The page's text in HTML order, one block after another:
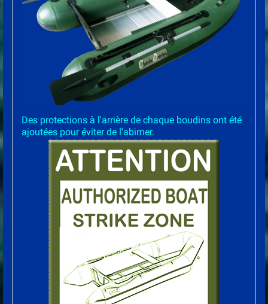
Des protections à l'arrière de chaque boudins ont été
ajoutées pour éviter de l'abimer.